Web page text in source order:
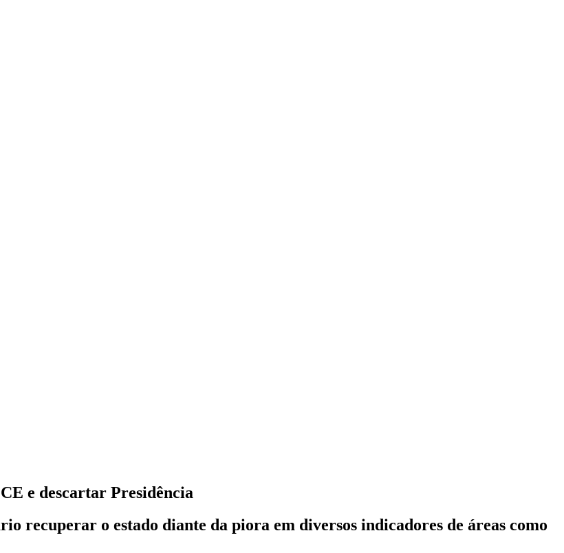
e descartar Presidência
recuperar o estado diante da piora em diversos indicadores de áreas como